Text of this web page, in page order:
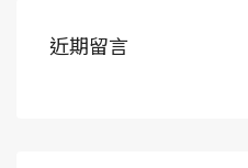
近期留言